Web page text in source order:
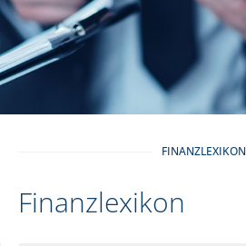
FINANZLEXIKON
Finanzlexikon